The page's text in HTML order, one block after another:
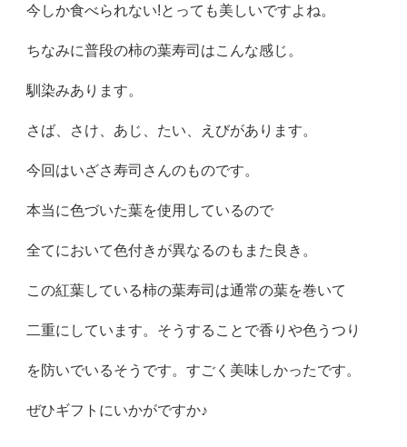
今しか食べられない!とっても美しいですよね。
ちなみに普段の柿の葉寿司はこんな感じ。
馴染みあります。
さば、さけ、あじ、たい、えびがあります。
今回はいざさ寿司さんのものです。
本当に色づいた葉を使用しているので
全てにおいて色付きが異なるのもまた良き。
この紅葉している柿の葉寿司は通常の葉を巻いて
二重にしています。そうすることで香りや色うつり
を防いでいるそうです。すごく美味しかったです。
ぜひギフトにいかがですか♪